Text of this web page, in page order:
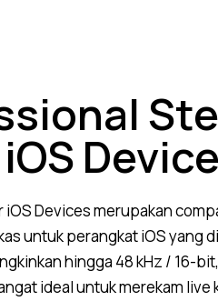
Devicesmerupakan
untuk perangkat iOS yang
hingga 48 kHz / 16-
ideal untuk merekam live